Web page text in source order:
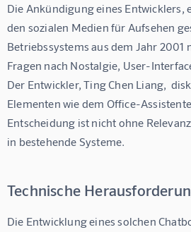
Die Ankündigung eines Entwicklers,
den sozialen Medien für Aufsehen
Betriebssystems aus dem Jahr
Fragen nach Nostalgie, User-
Der Entwickler, Ting Chen Liang,
Elementen wie dem Office-
Entscheidung ist nicht ohne
in bestehende Systeme.
Technische
Die Entwicklung eines solchen